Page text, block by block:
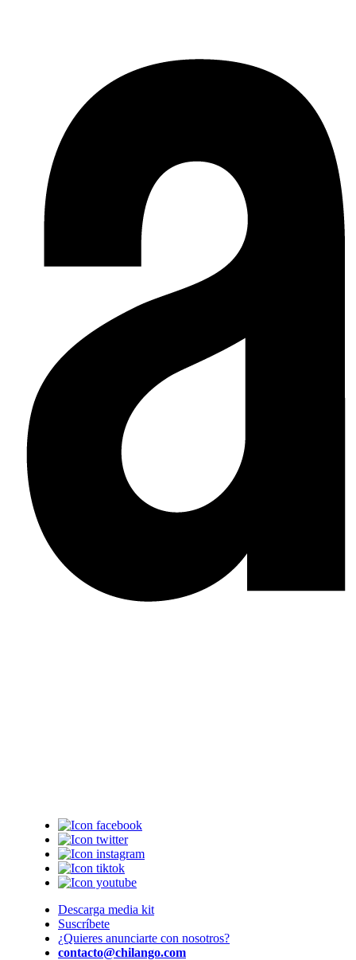
Descarga media kit
Suscríbete
¿Quieres anunciarte con nosotros?
contacto@chilango.com